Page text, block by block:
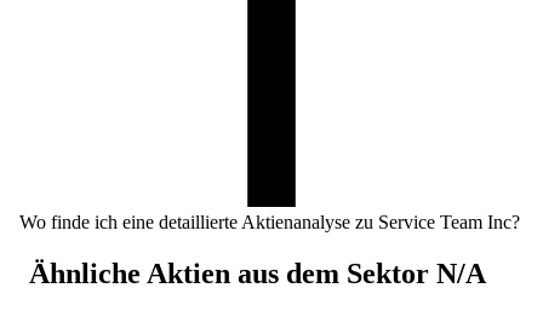
Wo finde ich eine detaillierte Aktienanalyse zu Service Team Inc?
Ähnliche Aktien aus dem Sektor N/A